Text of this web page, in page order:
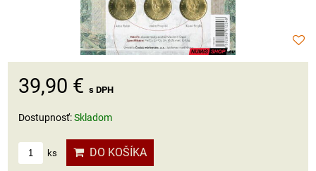
39,90 € s DPH
Dostupnosť:Skladom
ks DO KOŠÍKA